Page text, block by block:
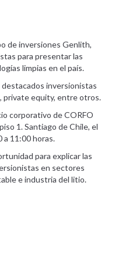
de inversiones Genlith,
para presentar las
limpias en el país.
inversionistas
private equity, entre otros.
corporativo de CORFO
1. Santiago de Chile, el
a 11:00 horas.
para explicar las
en sectores
e industria del litio.